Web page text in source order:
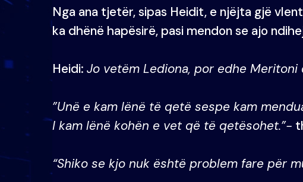
Nga ana tjetër, sipas Heidit, e njëjta gjë
ka dhënë hapësirë, pasi mendon se ajo
Heidi: Jo vetëm Lediona, por edhe Meritoni
”Unë e kam lënë të qetë sespe kam
I kam lënë kohën e vet që të qetësohet.”-
“Shiko se kjo nuk është problem fare për